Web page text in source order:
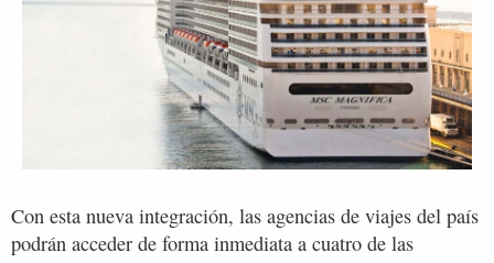
Con esta nueva integración, las agencias de viajes del país
podrán acceder de forma inmediata a cuatro de las